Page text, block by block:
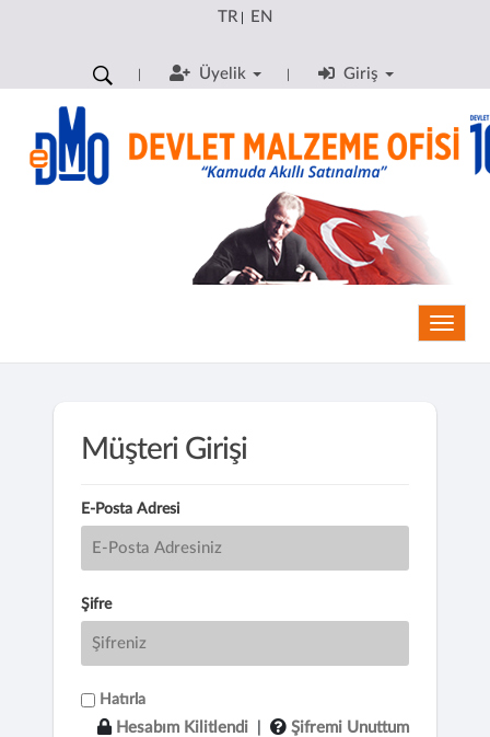
TR| EN
Üyelik Giriş
Müşteri Girişi
E-Posta Adresi
Şifre
Hatırla
Hesabım Kilitlendi Şifremi Unuttum